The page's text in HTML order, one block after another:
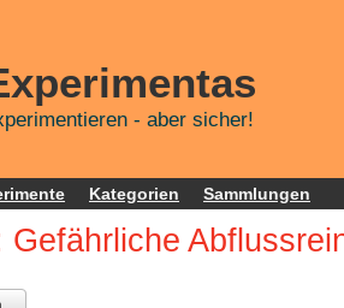
- aber sicher!
Kategorien Sammlungen
Gefährliche